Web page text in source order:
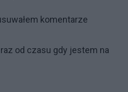
komentarze
od czasu gdy jestem na